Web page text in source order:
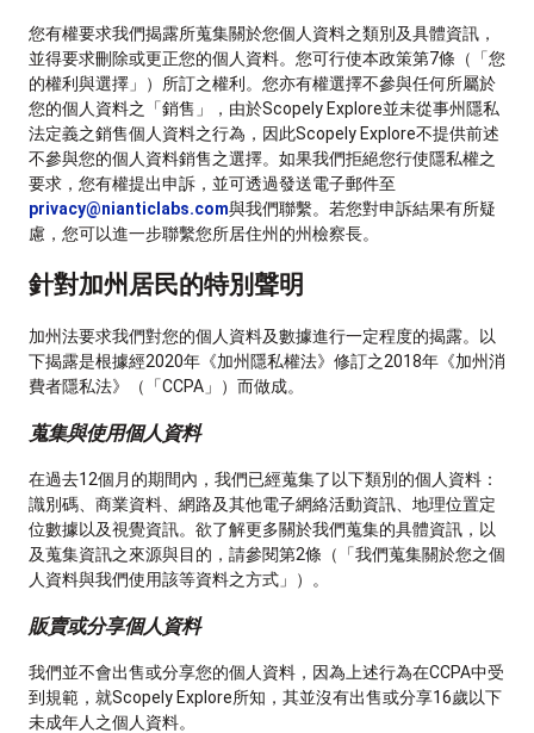
您有權要求我們揭露所蒐集關於您個人資料之類別及具體資訊，
並得要求刪除或更正您的個人資料。您可行使本政策第7條（「您
的權利與選擇」）所訂之權利。您亦有權選擇不參與任何所屬於
您的個人資料之「銷售」，由於Scopely Explore並未從事州隱私
法定義之銷售個人資料之行為，因此Scopely Explore不提供前述
不參與您的個人資料銷售之選擇。如果我們拒絕您行使隱私權之
要求，您有權提出申訴，並可透過發送電子郵件至
privacy@nianticlabs.com與我們聯繫。若您對申訴結果有所疑
慮，您可以進一步聯繫您所居住州的州檢察長。
針對加州居民的特別聲明
加州法要求我們對您的個人資料及數據進行一定程度的揭露。以
下揭露是根據經2020年《加州隱私權法》修訂之2018年《加州消
費者隱私法》（「CCPA」）而做成。
蒐集與使用個人資料
在過去12個月的期間內，我們已經蒐集了以下類別的個人資料：
識別碼、商業資料、網路及其他電子網絡活動資訊、地理位置定
位數據以及視覺資訊。欲了解更多關於我們蒐集的具體資訊，以
及蒐集資訊之來源與目的，請參閱第2條（「我們蒐集關於您之個
人資料與我們使用該等資料之方式」）。
販賣或分享個人資料
我們並不會出售或分享您的個人資料，因為上述行為在CCPA中受
到規範，就Scopely Explore所知，其並沒有出售或分享16歲以下
未成年人之個人資料。